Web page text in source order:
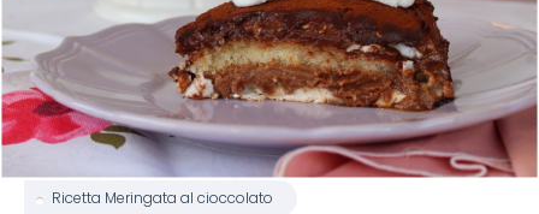
Ricetta Meringata al cioccolato